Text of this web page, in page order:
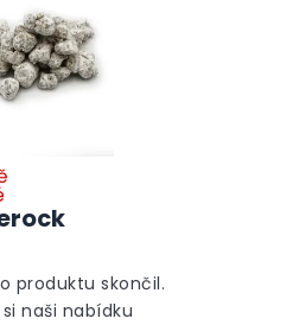
produktu skončil.
naši nabídku